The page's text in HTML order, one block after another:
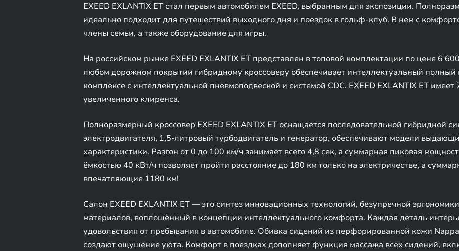
EXEED EXLANTIX ET стал первым автомобилем EXEED, выбранным для экспозиции.
идеально подходит для путешествий выходного дня и поездок в гольф-клуб. В нем с
члены семьи, а также оборудование для игры.
На российском рынке EXEED EXLANTIX ET представлен в топовой комплектации по цене 6
любом дорожном покрытии гибридному кроссоверу обеспечивает интеллектуальный
комплексе с интеллектуальной пневмоподвеской и системой CDC. EXEED EXLANTIX ET
увеличенного клиренса.
Полноразмерный кроссовер EXEED EXLANTIX ET оснащается последовательной гибридной
электродвигателя, 1,5-литровый турбодвигатель и генератор, обеспечивают модели
характеристики. Разгон от 0 до 100 км/ч занимает всего 4,8 сек, а суммарная пиковая
ёмкостью 40 кВт/ч позволяет пройти расстояние до 180 км только на электричестве, а
впечатляющие 1180 км!
Салон EXEED EXLANTIX ET — это синтез инновационных технологий, безупречной
материалов, воплощённый в концепции интеллектуального комфорта. Каждая деталь
удовольствия от пребывания в автомобиле. Обивка сидений из перфорированной кожи
создают ощущение уюта. Комфорт в поездках дополняет функция массажа всех сидений,